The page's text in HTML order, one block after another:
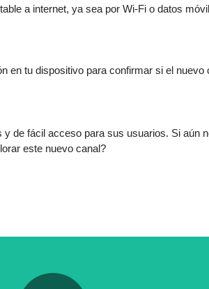
a internet, ya sea por Wi-Fi o datos
en tu dispositivo para confirmar si el
de fácil acceso para sus usuarios. Si aún
este nuevo canal?